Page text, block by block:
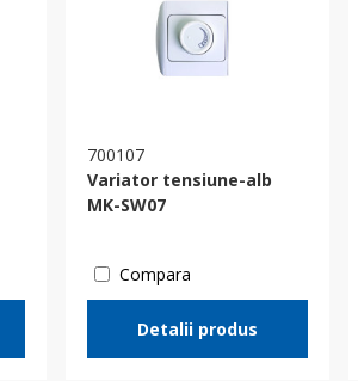
700107
Variator tensiune-alb
MK-SW07
Compara
Detalii produs